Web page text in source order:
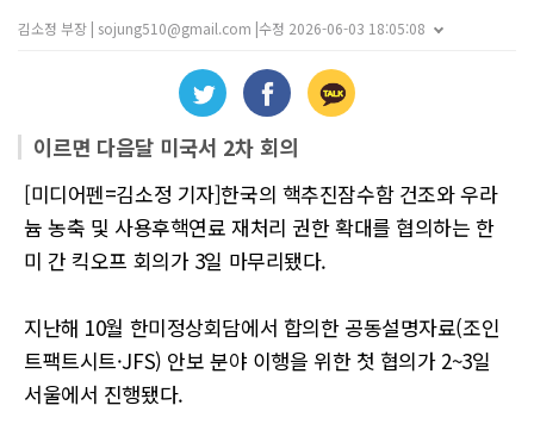
김소정 부장 | sojung510@gmail.com |수정 2026-06-03 18:05:08
이르면 다음달 미국서 2차 회의
[미디어펜=김소정 기자]한국의 핵추진잠수함 건조와 우라
늄 농축 및 사용후핵연료 재처리 권한 확대를 협의하는 한
미 간 킥오프 회의가 3일 마무리됐다.
지난해 10월 한미정상회담에서 합의한 공동설명자료(조인
트팩트시트·JFS) 안보 분야 이행을 위한 첫 협의가 2~3일
서울에서 진행됐다.